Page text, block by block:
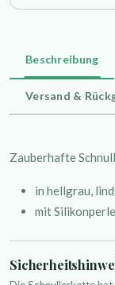
Beschreibung
Versand &
Zauberhafte
in hellgrau,
mit